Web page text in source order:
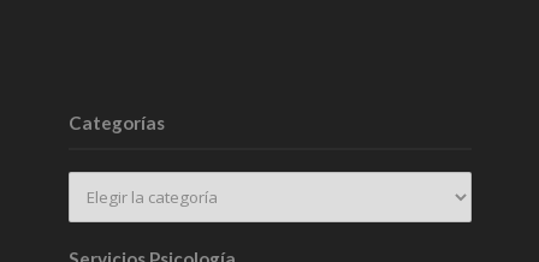
Categorías